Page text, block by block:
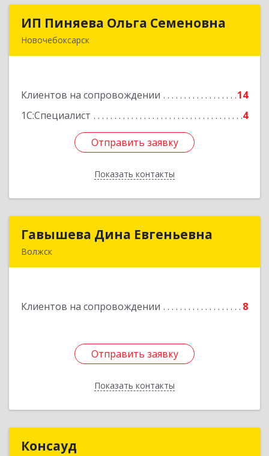
ИП Пиняева Ольга Семеновна
Новочебоксарск
Клиентов на сопровождении
14
1С:Специалист
4
Отправить заявку
Показать контакты
ИП Пиняева Ольга Семеновна
Подробнее
Отправить заявку
Назад
Гавышева Дина Евгеньевна
Волжск
Клиентов на сопровождении 8
Отправить заявку
Показать контакты
Гавышева Дина Евгеньевна
Отправить заявку
Назад
Консауд